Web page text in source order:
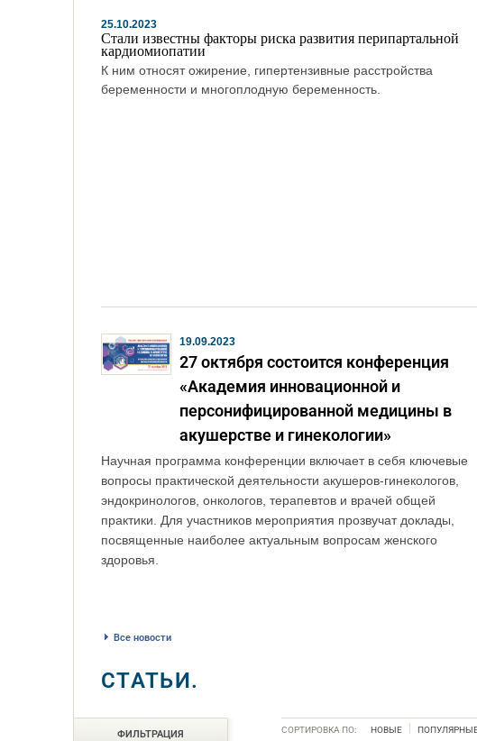
25.10.2023
Стали известны факторы риска развития перипартальной
кардиомиопатии
К ним относят ожирение, гипертензивные расстройства
беременности и многоплодную беременность.
19.09.2023
27 октября состоится конференция
«Академия инновационной и
персонифицированной медицины в
акушерстве и гинекологии»
Научная программа конференции включает в себя ключевые
вопросы практической деятельности акушеров-гинекологов,
эндокринологов, онкологов, терапевтов и врачей общей
практики. Для участников мероприятия прозвучат доклады,
посвященные наиболее актуальным вопросам женского
здоровья.
Все новости
СТАТЬИ.
ФИЛЬТРАЦИЯ СОРТИРОВКА ПО: НОВЫЕ